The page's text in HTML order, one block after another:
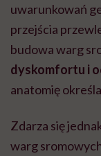
uwarunkowań
przejścia
budowa warg
dyskomfortu i
anatomię
Zdarza się
warg